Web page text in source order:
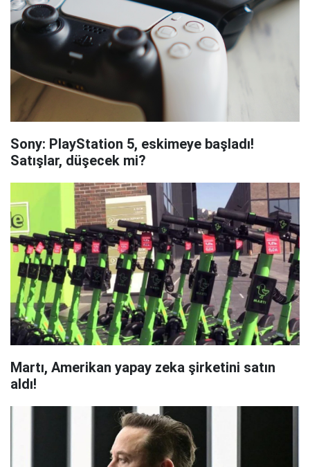
Sony: PlayStation 5, eskimeye başladı!
Satışlar, düşecek mi?
Martı, Amerikan yapay zeka şirketini satın
aldı!